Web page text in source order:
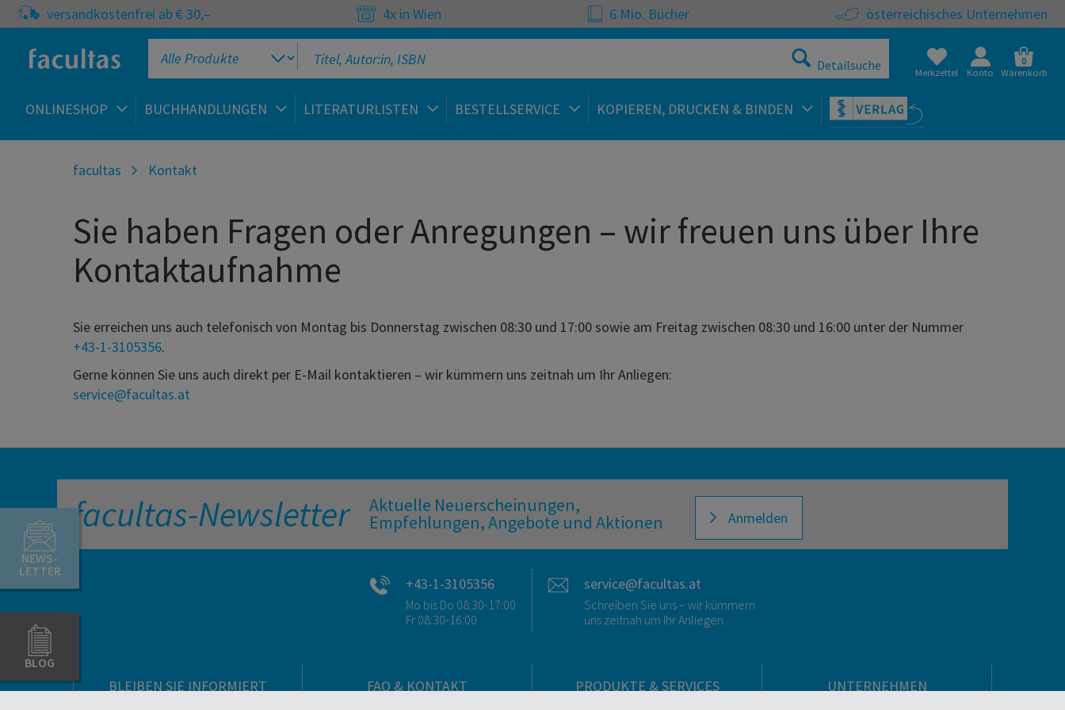
NEWS-
LETTER
BLOG
versandkostenfrei ab € 30,– 4x in Wien 6 Mio. Bücher österreichisches Unternehmen
Detailsuche Merkzettel Konto
0
Warenkorb
ONLINESHOP BUCHHANDLUNGEN LITERATURLISTEN BESTELLSERVICE KOPIEREN, DRUCKEN & BINDEN
facultas Kontakt
Sie haben Fragen oder Anregungen – wir freuen uns über Ihre
Kontaktaufnahme
Sie erreichen uns auch telefonisch von Montag bis Donnerstag zwischen 08:30 und 17:00 sowie am Freitag zwischen 08:30 und 16:00 unter der Nummer
+43-1-3105356.
Gerne können Sie uns auch direkt per E-Mail kontaktieren – wir kümmern uns zeitnah um Ihr Anliegen:
service@facultas.at
facultas-Newsletter Aktuelle Neuerscheinungen,
Empfehlungen, Angebote und Aktionen Anmelden
+43-1-3105356
Mo bis Do 08:30-17:00
Fr 08:30-16:00
service@facultas.at
Schreiben Sie uns – wir kümmern
uns zeitnah um Ihr Anliegen.
BLEIBEN SIE INFORMIERT FAQ & KONTAKT PRODUKTE & SERVICES UNTERNEHMEN